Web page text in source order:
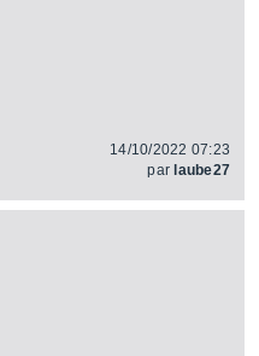
14/10/2022 07:23
par laube27